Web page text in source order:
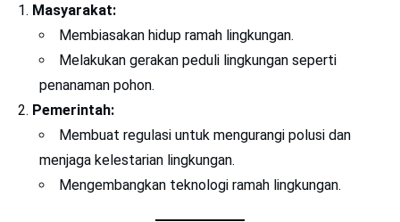
Masyarakat:
Membiasakan hidup ramah lingkungan.
Melakukan gerakan peduli lingkungan seperti
penanaman pohon.
Pemerintah:
Membuat regulasi untuk mengurangi polusi dan
menjaga kelestarian lingkungan.
Mengembangkan teknologi ramah lingkungan.